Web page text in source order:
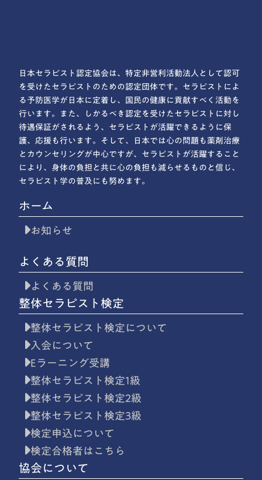
日本セラピスト認定協会は、特定非営利活動法人として認可
を受けたセラピストのための認定団体です。セラピストによ
る予防医学が日本に定着し、国民の健康に貢献すべく活動を
行います。また、しかるべき認定を受けたセラピストに対し
待遇保証がされるよう、セラピストが活躍できるように保
護、応援も行います。そして、日本では心の問題も薬剤治療
とカウンセリングが中心ですが、セラピストが活躍すること
により、身体の負担と共に心の負担も減らせるものと信じ、
セラピスト学の普及にも努めます。
ホーム
お知らせ
よくある質問
よくある質問
整体セラピスト検定
整体セラピスト検定について
入会について
Eラーニング受講
整体セラピスト検定1級
整体セラピスト検定2級
整体セラピスト検定3級
検定申込について
検定合格者はこちら
協会について